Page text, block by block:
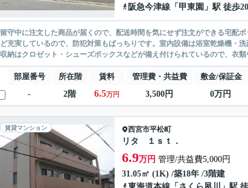
阪急今津線 「 甲東園 」駅 徒歩
留守中に注文した商品が届くので、配送時間を気にせず注文ができる宅配
ど充実しているので、防犯対策もばっちりです。室内設備は浴室乾燥機・
収納はクロゼット・シューズボックスなどが備え付けられているので、衣
部屋番号 所在階 賃料 管理費・共益費 敷金/保証金
-
2階 6.5万円 3,500円 0万円
賃貸マンション 西宮市平松町
リタ １ｓｔ．
6.9万円 管理/共益費5,000円
31.05㎡ (1K) /築18年 /3階建